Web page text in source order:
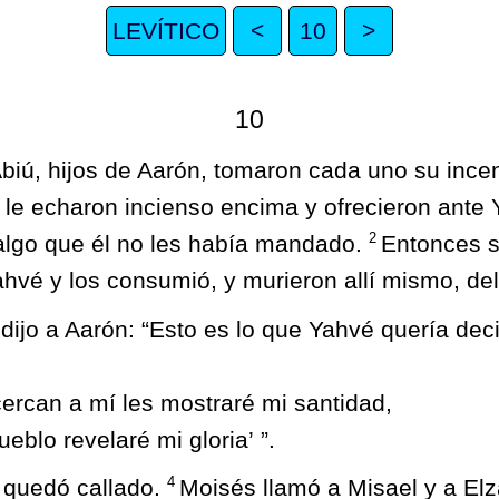
LEVÍTICO < 10 >
10
hijos de Aarón, tomaron cada uno su
echaron incienso encima y ofrecieron ante
que él no les había mandado. 2 Entonces
y los consumió, y murieron allí mismo,
a Aarón: “Esto es lo que Yahvé quería
a mí les mostraré mi santidad,
revelaré mi gloria’ ”.
callado. 4 Moisés llamó a Misael y a